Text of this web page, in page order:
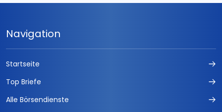
Navigation
Startseite
Top Briefe
Alle Börsendienste